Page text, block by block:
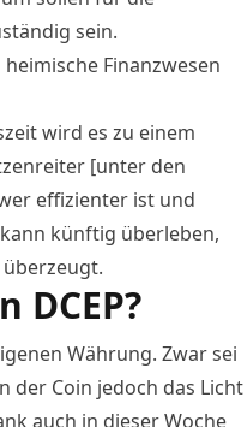
sein.
Finanzwesen
wird es zu einem
[unter den
effizienter ist und
künftig überleben,
DCEP?
Währung. Zwar sei
der Coin jedoch das Licht
auch in dieser Woche